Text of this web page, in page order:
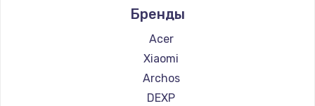
Ремонт самокатов Hunter
Ремонт самокатов Shorner
Ремонт самокатов Joyor
Ремонт самокатов Minimotors
Ремонт самокатов Bork
Бренды
Acer
Xiaomi
Archos
DEXP